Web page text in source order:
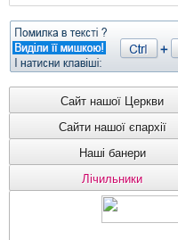
Сайт нашої Церкви
Сайти нашої єпархії
Наші банери
Лічильники